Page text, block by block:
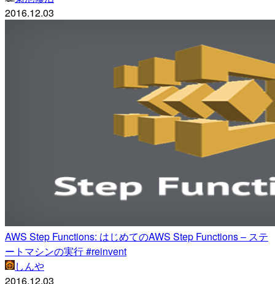
2016.12.03
AWS Step Functions: はじめてのAWS Step Functions – ステ
ートマシンの実行 #reinvent
しんや
2016.12.03